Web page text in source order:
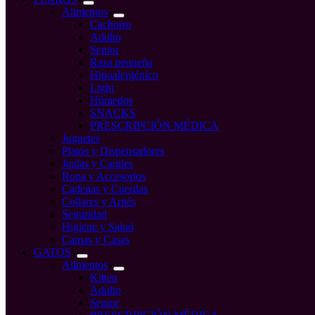
Alimentos
Cachorro
Adulto
Senior
Raza pequeña
Hipoalergénico
Light
Húmedos
SNACKS
PRESCRIPCIÓN MÉDICA
Juguetes
Platos y Dispensadores
Jaulas y Caniles
Ropa y Accesorios
Cadenas y Cuerdas
Collares y Arnés
Seguridad
Higiene y Salud
Camas y Casas
GATOS
Alimentos
Kitten
Adulto
Senior